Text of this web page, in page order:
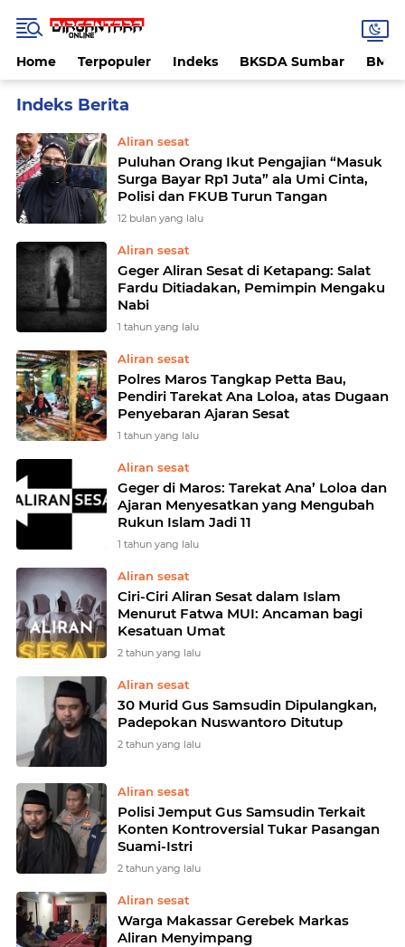
Home Terpopuler Indeks BKSDA Sumbar
Aliran sesat
Puluhan Orang Ikut Pengajian “Masuk
Surga Bayar Rp1 Juta” ala Umi Cinta,
Polisi dan FKUB Turun Tangan
12 bulan yang lalu
Aliran sesat
Geger Aliran Sesat di Ketapang: Salat
Fardu Ditiadakan, Pemimpin Mengaku
Nabi
1 tahun yang lalu
Aliran sesat
Polres Maros Tangkap Petta Bau,
Pendiri Tarekat Ana Loloa, atas Dugaan
Penyebaran Ajaran Sesat
1 tahun yang lalu
Aliran sesat
Geger di Maros: Tarekat Ana’ Loloa dan
Ajaran Menyesatkan yang Mengubah
Rukun Islam Jadi 11
1 tahun yang lalu
Aliran sesat
Ciri-Ciri Aliran Sesat dalam Islam
Menurut Fatwa MUI: Ancaman bagi
Kesatuan Umat
2 tahun yang lalu
Aliran sesat
30 Murid Gus Samsudin Dipulangkan,
Padepokan Nuswantoro Ditutup
2 tahun yang lalu
Aliran sesat
Polisi Jemput Gus Samsudin Terkait
Konten Kontroversial Tukar Pasangan
Suami-Istri
2 tahun yang lalu
Aliran sesat
Warga Makassar Gerebek Markas
Aliran Menyimpang